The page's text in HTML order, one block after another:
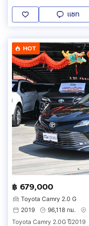
แชท
HOT
฿ 679,000
Toyota Camry 2.0 G
2019
96,118 กม.
Toyota Camry 2.0G ปี2019